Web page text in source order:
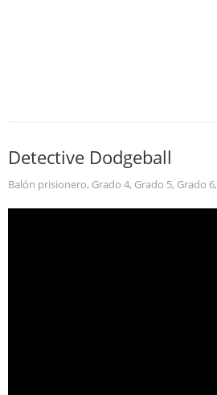
Detective Dodgeball
Balón prisionero, Grado 4, Grado 5, Grado 6,